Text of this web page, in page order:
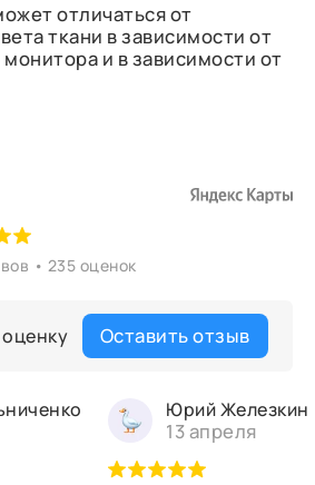
отличаться от
ткани в зависимости от
и в зависимости от
• 235 оценок
Оставить отзыв
Юрий Железкин
13 апреля